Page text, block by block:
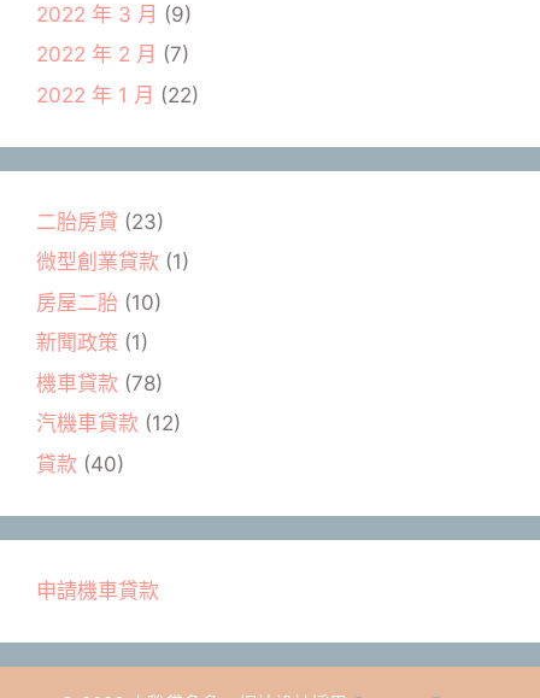
2022 年 3 月 (9)
2022 年 2 月 (7)
2022 年 1 月 (22)
二胎房貸 (23)
微型創業貸款 (1)
房屋二胎 (10)
新聞政策 (1)
機車貸款 (78)
汽機車貸款 (12)
貸款 (40)
申請機車貸款